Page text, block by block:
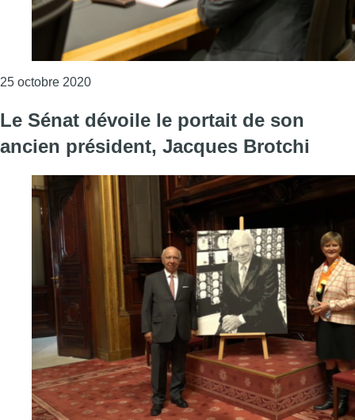
25 octobre 2020Consulter l'article "Le droit passerelle
Le Sénat dévoile le portait de son
ancien président, Jacques Brotchi